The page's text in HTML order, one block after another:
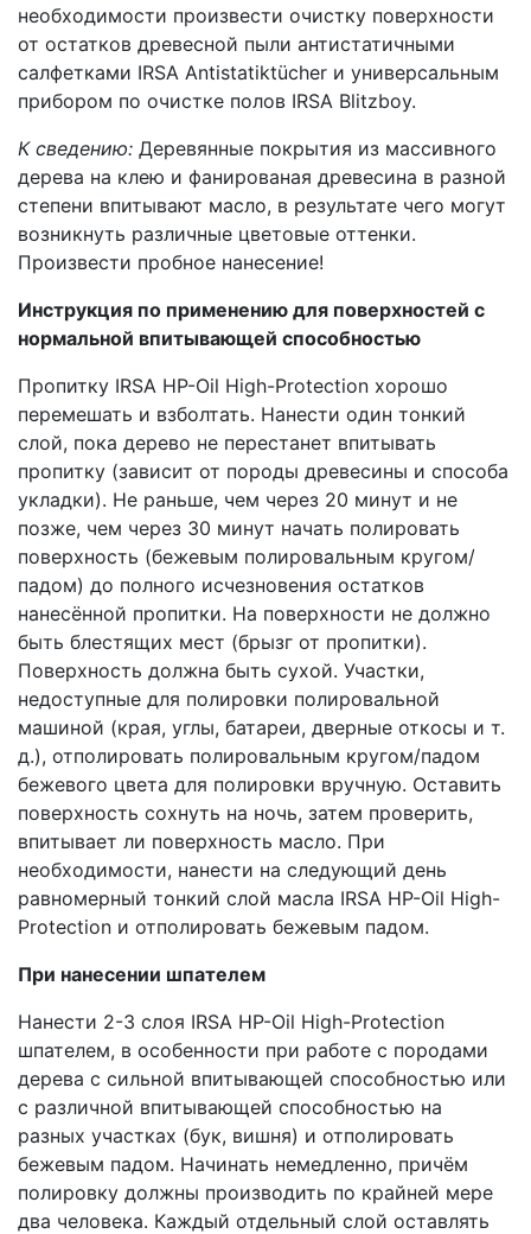
необходимости произвести очистку поверхности
от остатков древесной пыли антистатичными
салфетками IRSA Antistatiktücher и универсальным
прибором по очистке полов IRSA Blitzboy.
К сведению: Деревянные покрытия из массивного
дерева на клею и фанированая древесина в разной
степени впитывают масло, в результате чего могут
возникнуть различные цветовые оттенки.
Произвести пробное нанесение!
Инструкция по применению для поверхностей с
нормальной впитывающей способностью
Пропитку IRSA HP-Oil High-Protection хорошо
перемешать и взболтать. Нанести один тонкий
слой, пока дерево не перестанет впитывать
пропитку (зависит от породы древесины и способа
укладки). Не раньше, чем через 20 минут и не
позже, чем через 30 минут начать полировать
поверхность (бежевым полировальным кругом/
падом) до полного исчезновения остатков
нанесённой пропитки. На поверхности не должно
быть блестящих мест (брызг от пропитки).
Поверхность должна быть сухой. Участки,
недоступные для полировки полировальной
машиной (края, углы, батареи, дверные откосы и т.
д.), отполировать полировальным кругом/падом
бежевого цвета для полировки вручную. Оставить
поверхность сохнуть на ночь, затем проверить,
впитывает ли поверхность масло. При
необходимости, нанести на следующий день
равномерный тонкий слой масла IRSA HP-Oil High-
Protection и отполировать бежевым падом.
При нанесении шпателем
Нанести 2-3 слоя IRSA HP-Oil High-Protection
шпателем, в особенности при работе с породами
дерева с сильной впитывающей способностью или
с различной впитывающей способностью на
разных участках (бук, вишня) и отполировать
бежевым падом. Начинать немедленно, причём
полировку должны производить по крайней мере
два человека. Каждый отдельный слой оставлять